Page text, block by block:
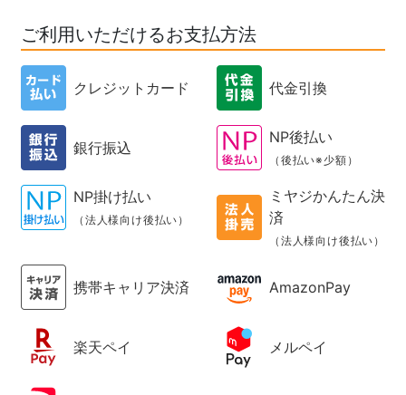
ご利用いただけるお支払方法
クレジットカード 代金引換
銀行振込
NP後払い
（後払い※少額）
NP掛け払い
（法人様向け後払い）
ミヤジかんたん決
済
（法人様向け後払い）
携帯キャリア決済 AmazonPay
楽天ペイ メルペイ